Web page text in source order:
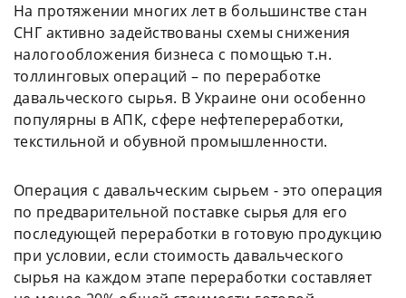
На протяжении многих лет в большинстве стан
СНГ активно задействованы схемы снижения
налогообложения бизнеса с помощью т.н.
толлинговых операций – по переработке
давальческого сырья. В Украине они особенно
популярны в АПК, сфере нефтепереработки,
текстильной и обувной промышленности.
Операция с давальческим сырьем - это операция
по предварительной поставке сырья для его
последующей переработки в готовую продукцию
при условии, если стоимость давальческого
сырья на каждом этапе переработки составляет